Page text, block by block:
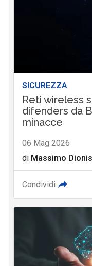
SICUREZZA
Reti wireless
difenders da
minacce
06 Mag 2026
di Massimo
Condividi